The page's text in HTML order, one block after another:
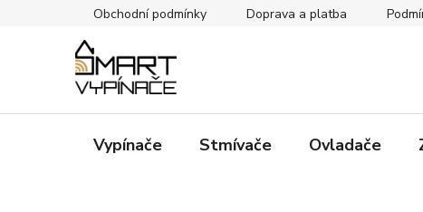
Obchodní podmínky Doprava a platba
Vypínače Stmívače Ovladače